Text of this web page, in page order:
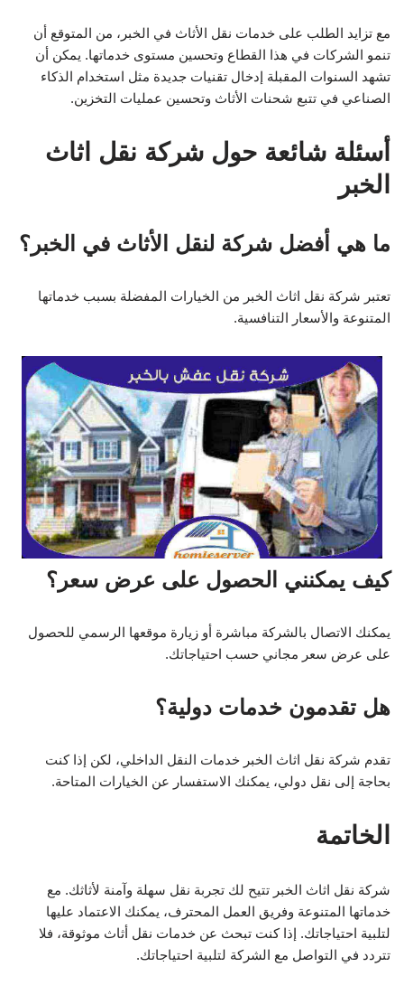
مع تزايد الطلب على خدمات نقل الأثاث في الخبر، من المتوقع أن
تنمو الشركات في هذا القطاع وتحسين مستوى خدماتها. يمكن أن
تشهد السنوات المقبلة إدخال تقنيات جديدة مثل استخدام الذكاء
الصناعي في تتبع شحنات الأثاث وتحسين عمليات التخزين.
أسئلة شائعة حول شركة نقل اثاث
الخبر
ما هي أفضل شركة لنقل الأثاث في الخبر؟
تعتبر شركة نقل اثاث الخبر من الخيارات المفضلة بسبب خدماتها
المتنوعة والأسعار التنافسية.
كيف يمكنني الحصول على عرض سعر؟
يمكنك الاتصال بالشركة مباشرة أو زيارة موقعها الرسمي للحصول
على عرض سعر مجاني حسب احتياجاتك.
هل تقدمون خدمات دولية؟
تقدم شركة نقل اثاث الخبر خدمات النقل الداخلي، لكن إذا كنت
بحاجة إلى نقل دولي، يمكنك الاستفسار عن الخيارات المتاحة.
الخاتمة
شركة نقل اثاث الخبر تتيح لك تجربة نقل سهلة وآمنة لأثاثك. مع
خدماتها المتنوعة وفريق العمل المحترف، يمكنك الاعتماد عليها
لتلبية احتياجاتك. إذا كنت تبحث عن خدمات نقل أثاث موثوقة، فلا
تتردد في التواصل مع الشركة لتلبية احتياجاتك.